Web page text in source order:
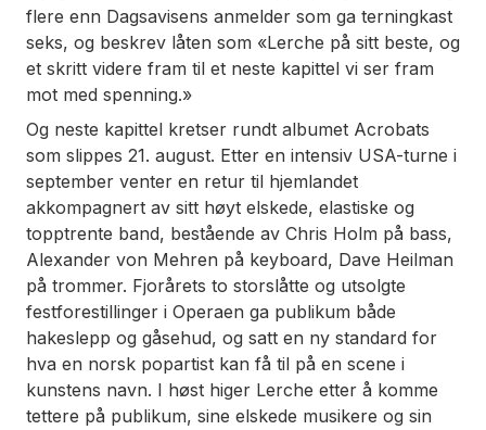
flere enn Dagsavisens anmelder som ga terningkast
seks, og beskrev låten som «Lerche på sitt beste, og
et skritt videre fram til et neste kapittel vi ser fram
mot med spenning.»
Og neste kapittel kretser rundt albumet Acrobats
som slippes 21. august. Etter en intensiv USA-turne i
september venter en retur til hjemlandet
akkompagnert av sitt høyt elskede, elastiske og
topptrente band, bestående av Chris Holm på bass,
Alexander von Mehren på keyboard, Dave Heilman
på trommer. Fjorårets to storslåtte og utsolgte
festforestillinger i Operaen ga publikum både
hakeslepp og gåsehud, og satt en ny standard for
hva en norsk popartist kan få til på en scene i
kunstens navn. I høst higer Lerche etter å komme
tettere på publikum, sine elskede musikere og sin